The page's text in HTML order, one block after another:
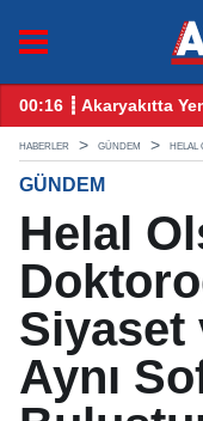
Öncesi Gözler
12:25 ┋ CHP
HABERLER GÜNDEM HELAL
GÜNDEM
Helal
Siyaset
Aynı